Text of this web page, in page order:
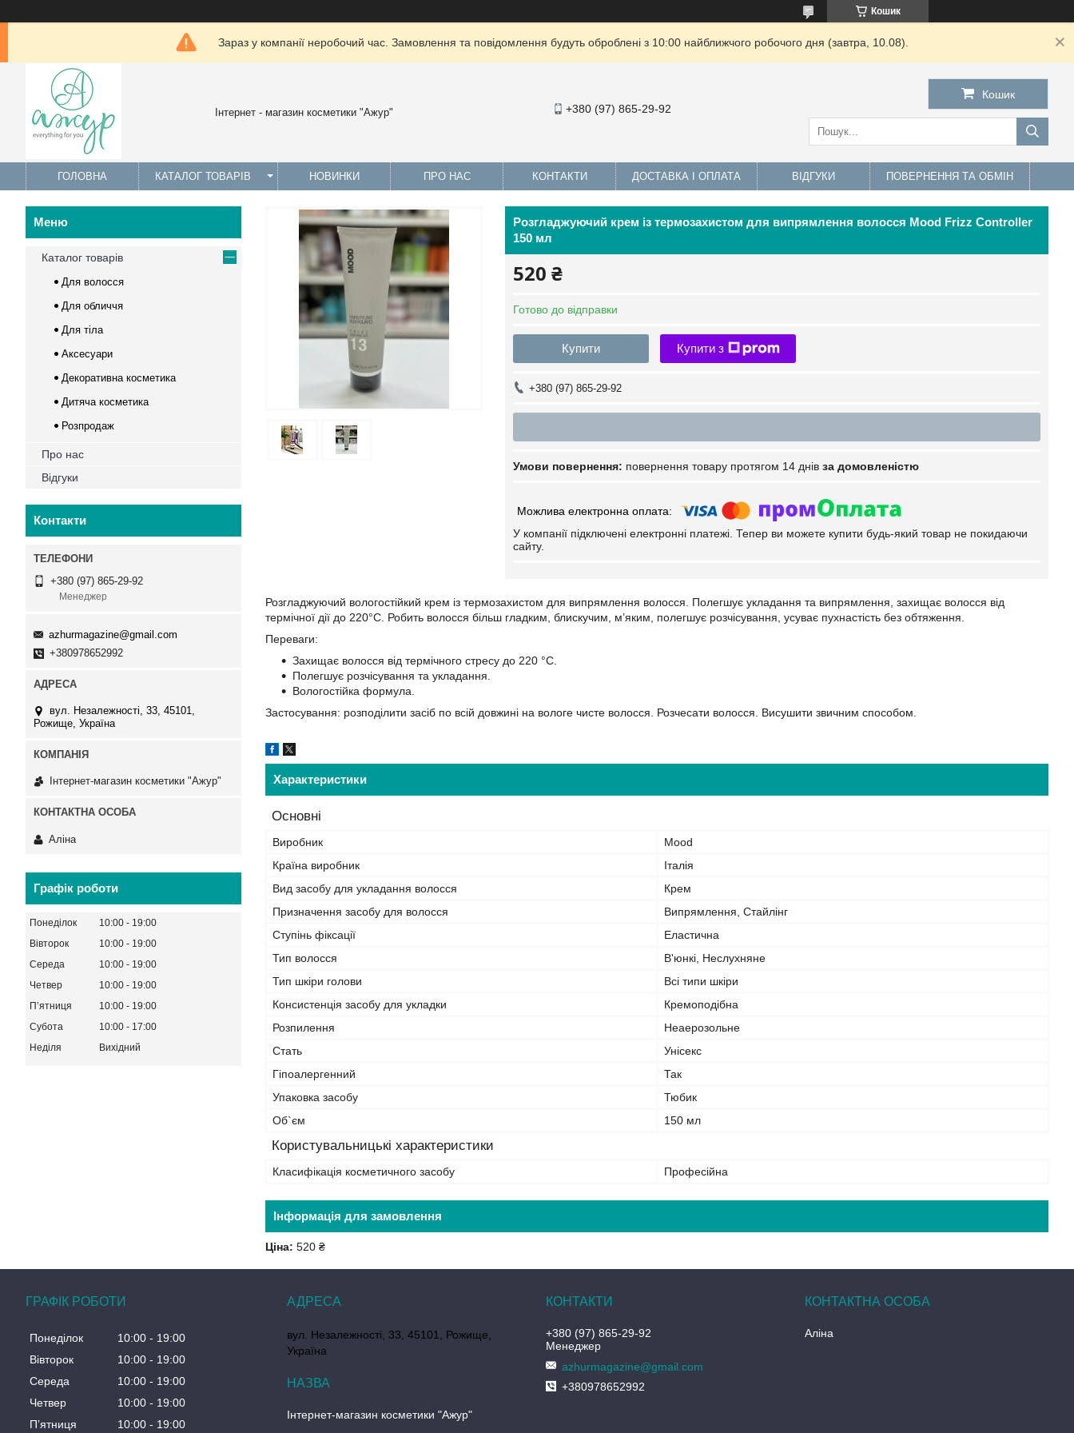
Кошик
Зараз у компанії неробочий час. Замовлення та повідомлення будуть оброблені з 10:00 найближчого робочого дня (завтра, 10.08).
Інтернет - магазин косметики "Ажур" +380 (97) 865-29-92
Кошик
ГОЛОВНА КАТАЛОГ ТОВАРІВ НОВИНКИ ПРО НАС КОНТАКТИ ДОСТАВКА І ОПЛАТА ВІДГУКИ ПОВЕРНЕННЯ ТА ОБМІН
Розгладжуючий крем із термозахистом для випрямлення волосся Mood Frizz Controller
150 мл
520 ₴
Готово до відправки
Купити Купити з
+380 (97) 865-29-92
повернення товару протягом 14 днів за домовленістю
У компанії підключені електронні платежі. Тепер ви можете купити будь-який товар не покидаючи
сайту.
Розгладжуючий вологостійкий крем із термозахистом для випрямлення волосся. Полегшує укладання та випрямлення, захищає волосся від
термічної дії до 220°С. Робить волосся більш гладким, блискучим, м’яким, полегшує розчісування, усуває пухнастість без обтяження.
Переваги:
Захищає волосся від термічного стресу до 220 °С.
Полегшує розчісування та укладання.
Вологостійка формула.
Застосування: розподілити засіб по всій довжині на вологе чисте волосся. Розчесати волосся. Висушити звичним способом.
Характеристики
Основні
Виробник
Mood
Країна виробник
Італія
Вид засобу для укладання волосся
Крем
Призначення засобу для волосся
Випрямлення, Стайлінг
Ступінь фіксації
Еластична
Тип волосся
В'юнкі, Неслухняне
Тип шкіри голови
Всі типи шкіри
Консистенція засобу для укладки
Кремоподібна
Розпилення
Неаерозольне
Стать
Унісекс
Гіпоалергенний
Так
Упаковка засобу
Тюбик
Об`єм
150 мл
Користувальницькі характеристики
Класифікація косметичного засобу Професійна
Інформація для замовлення
Ціна: 520 ₴
Каталог товарів
Для волосся
Для обличчя
Для тіла
Аксесуари
Декоративна косметика
Дитяча косметика
Розпродаж
Про нас
Відгуки
Контакти
+380 (97) 865-29-92
Менеджер
azhurmagazine@gmail.com
+380978652992
вул. Незалежності, 33, 45101,
Рожище, Україна
Інтернет-магазин косметики "Ажур"
Аліна
Графік роботи
Понеділок 10:00
19:00
Вівторок
10:00
19:00
Середа
10:00
19:00
Четвер
10:00
19:00
Пʼятниця
10:00
19:00
Субота
10:00
17:00
Неділя
Вихідний
ГРАФІК РОБОТИ
Понеділок 10:00
19:00
Вівторок
10:00
19:00
Середа
10:00
19:00
Четвер
10:00
19:00
Пʼятниця
10:00 19:00
вул. Незалежності, 33, 45101, Рожище,
Україна
Інтернет-магазин косметики "Ажур"
+380 (97) 865-29-92
Менеджер
azhurmagazine@gmail.com
+380978652992
Аліна